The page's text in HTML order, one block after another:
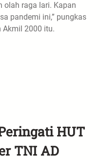
olah raga lari. Kapan
pandemi ini,” pungkas
Akmil 2000 itu.
HUT
TNI AD